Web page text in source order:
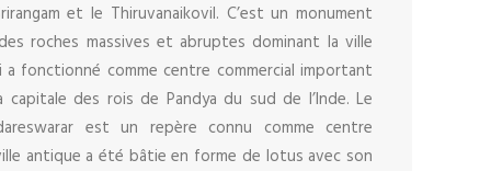
et le Thiruvanaikovil. C’est un monument
roches massives et abruptes dominant la ville
a fonctionné comme centre commercial important
capitale des rois de Pandya du sud de l’Inde. Le
est un repère connu comme centre
antique a été bâtie en forme de lotus avec son